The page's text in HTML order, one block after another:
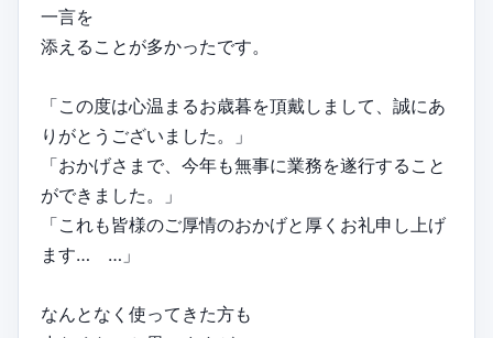
一言を
添えることが多かったです。
「この度は心温まるお歳暮を頂戴しまして、誠にあ
りがとうございました。」
「おかげさまで、今年も無事に業務を遂行すること
ができました。」
「これも皆様のご厚情のおかげと厚くお礼申し上げ
ます… …」
なんとなく使ってきた方も